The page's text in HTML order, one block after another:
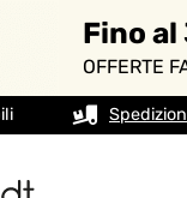
Fino
OFFERTE